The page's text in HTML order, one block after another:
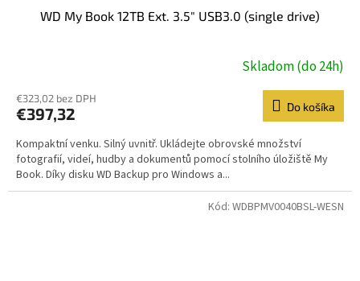
WD My Book 12TB Ext. 3.5" USB3.0 (single drive)
Skladom (do 24h)
€323,02 bez DPH
€397,32 Do košíka
Kompaktní venku. Silný uvnitř. Ukládejte obrovské množství
fotografií, videí, hudby a dokumentů pomocí stolního úložiště My
Book. Díky disku WD Backup pro Windows a...
Kód: WDBPMV0040BSL-WESN